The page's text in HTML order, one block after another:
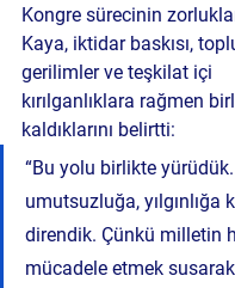
Kongre sürecinin
Kaya, iktidar baskısı,
gerilimler ve teşkilat içi
kırılganlıklara rağmen
kaldıklarını belirtti:
“Bu yolu birlikte yürüdük.
umutsuzluğa, yılgınlığa
direndik. Çünkü milletin
mücadele etmek